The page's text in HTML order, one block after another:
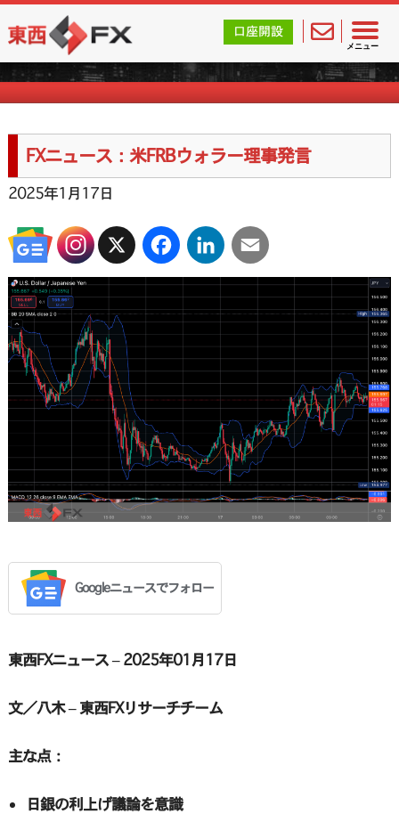
メニュー
東西FX｜海外FX会社（ブローカー）の無料口座開設サポ
口座開設
FXニュース一覧
FXニュース：米FRBウォラー理事発言
2025年1月17日
X FacebookLinkedInEmail
Googleニュースでフォロー
東西FXニュース – 2025年01月17日
文／八木 – 東西FXリサーチチーム
主な点：
日銀の利上げ議論を意識